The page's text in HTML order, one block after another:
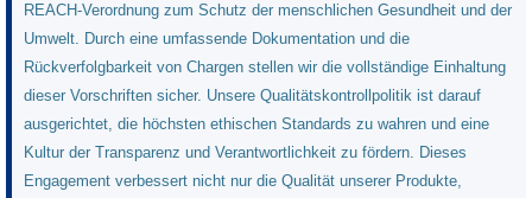
REACH-Verordnung zum Schutz der menschlichen Gesundheit und der
Umwelt. Durch eine umfassende Dokumentation und die
Rückverfolgbarkeit von Chargen stellen wir die vollständige Einhaltung
dieser Vorschriften sicher. Unsere Qualitätskontrollpolitik ist darauf
ausgerichtet, die höchsten ethischen Standards zu wahren und eine
Kultur der Transparenz und Verantwortlichkeit zu fördern. Dieses
Engagement verbessert nicht nur die Qualität unserer Produkte,